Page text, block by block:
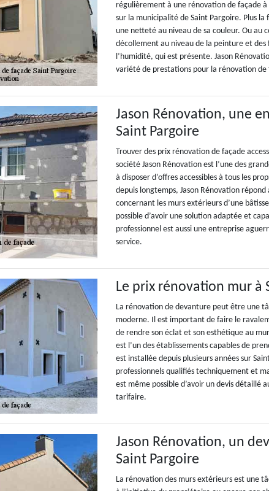
régulièrement à une rénovation de façade à
sur la municipalité de Saint Pargoire. Plus
une netteté au niveau de sa couleur. Ou au
décollement au niveau de la peinture et des
l’humidité, qui est présente. Jason
variété de prestations pour la rénovation de
Jason Rénovation, une
Saint Pargoire
Trouver des prix rénovation de façade
société Jason Rénovation est l’une des
à disposer d’offres accessibles à tous les
depuis longtemps, Jason Rénovation
concernant les murs extérieurs d’une
possible d’avoir une solution adaptée et
professionnel est aussi une entreprise
service.
Le prix rénovation mur à
La rénovation de devanture peut être une
moderne. Il est important de faire le
de rendre son éclat et son esthétique au
est l’un des établissements capables de
est installée depuis plusieurs années sur
professionnels qualifiés techniquement et
est même possible d’avoir un devis détaillé
tarifaire.
Jason Rénovation, un
Saint Pargoire
La rénovation des murs extérieurs est une